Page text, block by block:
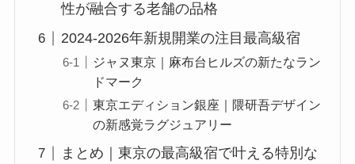
性が融合する老舗の品格
2024-2026年新規開業の注目最高級宿
ジャヌ東京｜麻布台ヒルズの新たなラン
ドマーク
東京エディション銀座｜隈研吾デザイン
の新感覚ラグジュアリー
まとめ｜東京の最高級宿で叶える特別な